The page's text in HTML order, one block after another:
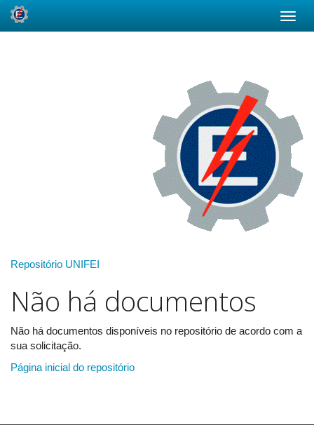
Repositório UNIFEI
Não há documentos
Não há documentos disponíveis no repositório de acordo com a
sua solicitação.
Página inicial do repositório